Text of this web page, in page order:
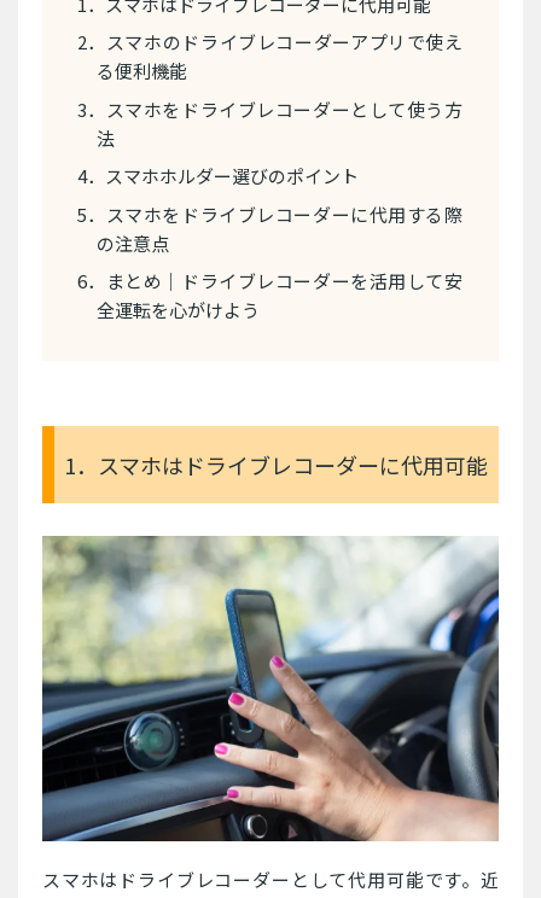
2．スマホのドライブレコーダーアプリで使え
る便利機能
3．スマホをドライブレコーダーとして使う方
法
4．スマホホルダー選びのポイント
5．スマホをドライブレコーダーに代用する際
の注意点
6．まとめ｜ドライブレコーダーを活用して安
全運転を心がけよう
1．スマホはドライブレコーダーに代用可能
スマホはドライブレコーダーとして代用可能です。近